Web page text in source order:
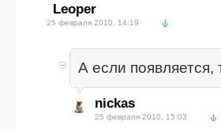
Leoper
25 февраля 2010, 14:19
А если появляется,
nickas
25 февраля 2010, 15:03